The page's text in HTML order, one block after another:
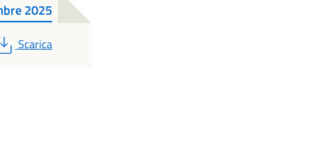
2025
PDF
Scarica